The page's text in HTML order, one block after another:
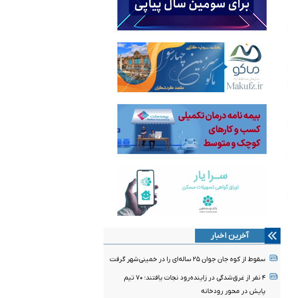
آخرین اخبار
سقوط از کوه جان جوان ۲۵ ساله‌ای را در خمینی‌شهر گرفت
۴ نفر از غرق‌شدگی در زاینده‌رود نجات یافتند؛ ۷۰ تیم
پایش در محور رودخانه